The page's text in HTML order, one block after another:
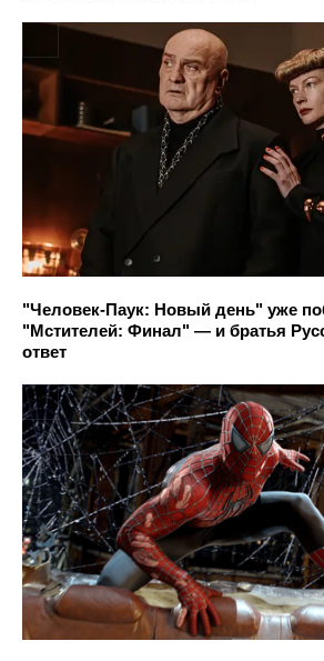
"Человек-Паук: Новый день" уже
"Мстителей: Финал" — и братья
ответ